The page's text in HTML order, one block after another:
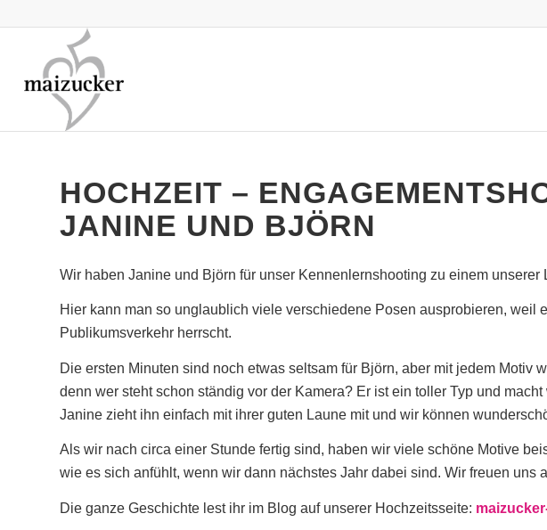
HOCHZEIT –
JANINE UND BJÖRN
Wir haben Janine und Björn für unser Kennenlernshooting zu einem unserer
Hier kann man so unglaublich viele verschiedene Posen ausprobieren, weil
Publikumsverkehr herrscht.
Die ersten Minuten sind noch etwas seltsam für Björn, aber mit jedem Motiv
denn wer steht schon ständig vor der Kamera? Er ist ein toller Typ und
Janine zieht ihn einfach mit ihrer guten Laune mit und wir können
Als wir nach circa einer Stunde fertig sind, haben wir viele schöne Motive
wie es sich anfühlt, wenn wir dann nächstes Jahr dabei sind. Wir freuen uns
Die ganze Geschichte lest ihr im Blog auf unserer Hochzeitsseite: